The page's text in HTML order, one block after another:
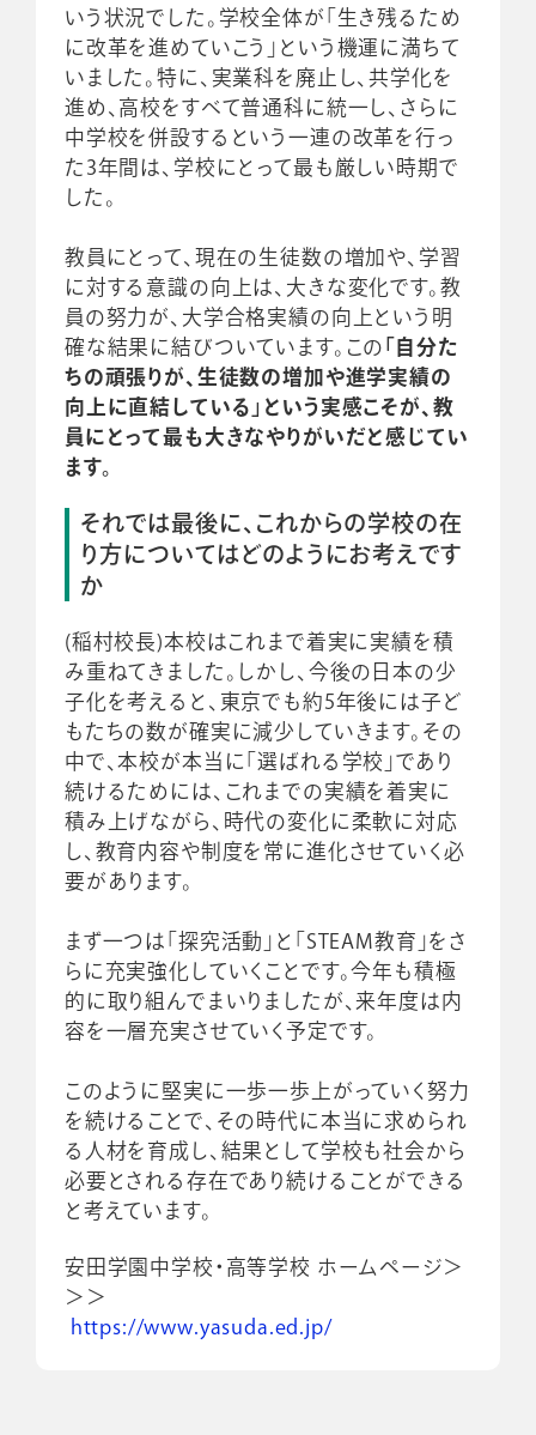
いう状況でした。学校全体が「生き残るため
に改革を進めていこう」という機運に満ちて
いました。特に、実業科を廃止し、共学化を
進め、高校をすべて普通科に統一し、さらに
中学校を併設するという一連の改革を行っ
た3年間は、学校にとって最も厳しい時期で
した。
教員にとって、現在の生徒数の増加や、学習
に対する意識の向上は、大きな変化です。教
員の努力が、大学合格実績の向上という明
確な結果に結びついています。この 「自分た
ちの頑張りが、生徒数の増加や進学実績の
向上に直結している」という実感こそが、教
員にとって最も大きなやりがいだと感じてい
ます。
それでは最後に、これからの学校の在
り方についてはどのようにお考えです
か
(稲村校長)本校はこれまで着実に実績を積
み重ねてきました。しかし、今後の日本の少
子化を考えると、東京でも約5年後には子ど
もたちの数が確実に減少していきます。その
中で、本校が本当に「選ばれる学校」であり
続けるためには、これまでの実績を着実に
積み上げながら、時代の変化に柔軟に対応
し、教育内容や制度を常に進化させていく必
要があります。
まず一つは「探究活動」と「STEAM教育」をさ
らに充実強化していくことです。今年も積極
的に取り組んでまいりましたが、来年度は内
容を一層充実させていく予定です。
このように堅実に一歩一歩上がっていく努力
を続けることで、その時代に本当に求められ
る人材を育成し、結果として学校も社会から
必要とされる存在であり続けることができる
と考えています。
安田学園中学校・高等学校 ホームページ＞
＞＞
https://www.yasuda.ed.jp/